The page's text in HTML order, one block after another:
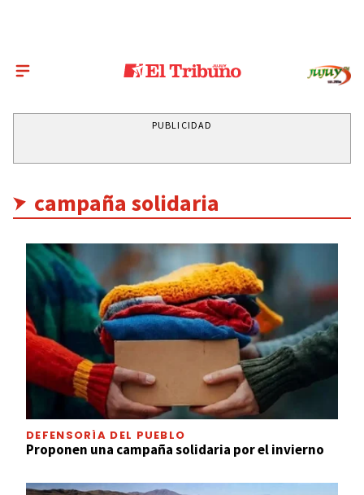
PUBLICIDAD
campaña solidaria
DEFENSORÍA DEL PUEBLO
Proponen una campaña solidaria por el invierno